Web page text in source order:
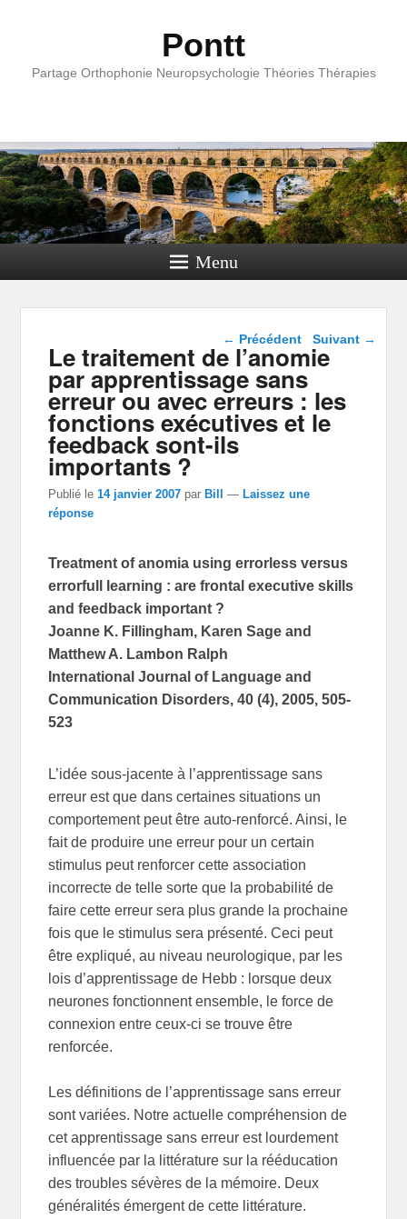
Pontt
Partage Orthophonie Neuropsychologie Théories Thérapies
Menu
Navigation dans les
articles
← Précédent Suivant →
Le traitement de l’anomie
par apprentissage sans
erreur ou avec erreurs : les
fonctions exécutives et le
feedback sont-ils
importants ?
Publié le14 janvier 2007 par Bill — Laissez une
réponse
Treatment of anomia using errorless versus
errorfull learning : are frontal executive skills
and feedback important ?
Joanne K. Fillingham, Karen Sage and
Matthew A. Lambon Ralph
International Journal of Language and
Communication Disorders, 40 (4), 2005, 505-
523
L’idée sous-jacente à l’apprentissage sans
erreur est que dans certaines situations un
comportement peut être auto-renforcé. Ainsi, le
fait de produire une erreur pour un certain
stimulus peut renforcer cette association
incorrecte de telle sorte que la probabilité de
faire cette erreur sera plus grande la prochaine
fois que le stimulus sera présenté. Ceci peut
être expliqué, au niveau neurologique, par les
lois d’apprentissage de Hebb : lorsque deux
neurones fonctionnent ensemble, le force de
connexion entre ceux-ci se trouve être
renforcée.
Les définitions de l’apprentissage sans erreur
sont variées. Notre actuelle compréhension de
cet apprentissage sans erreur est lourdement
influencée par la littérature sur la rééducation
des troubles sévères de la mémoire. Deux
généralités émergent de cette littérature.